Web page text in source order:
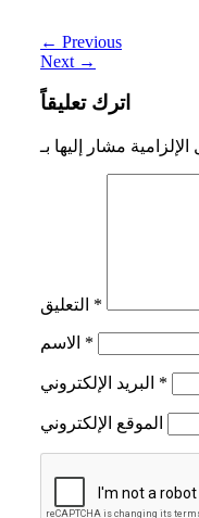
← Previous
Next →
اترك تعليقاً
*
*
*
الموقع الإلكتروني